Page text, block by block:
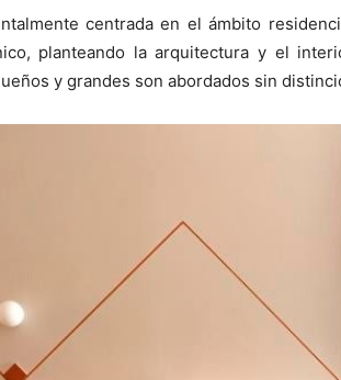
centrada en el ámbito
planteando la arquitectura y el
y grandes son abordados sin